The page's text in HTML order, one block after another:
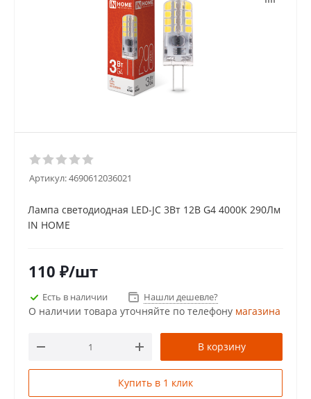
Артикул:4690612036021
Лампа светодиодная LED-JC 3Вт 12В G4 4000К 290Лм
IN HOME
110 ₽/шт
Есть в наличии Нашли дешевле?
О наличии товара уточняйте по телефону магазина
В корзину
Купить в 1 клик